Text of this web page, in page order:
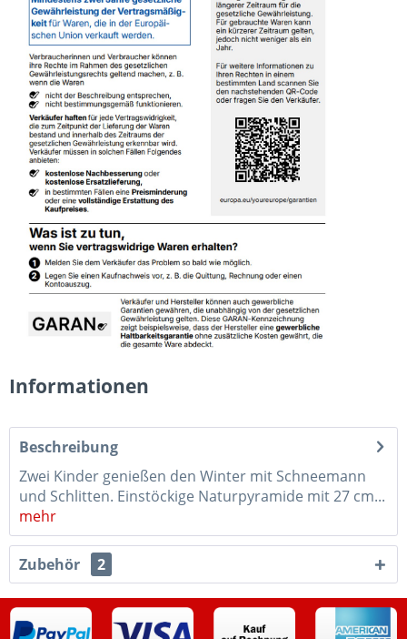
Informationen
Beschreibung
Zwei Kinder genießen den Winter mit Schneemann
und Schlitten. Einstöckige Naturpyramide mit 27 cm...
mehr
Zubehör 2